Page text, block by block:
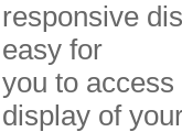
responsive
easy for
you to
display of